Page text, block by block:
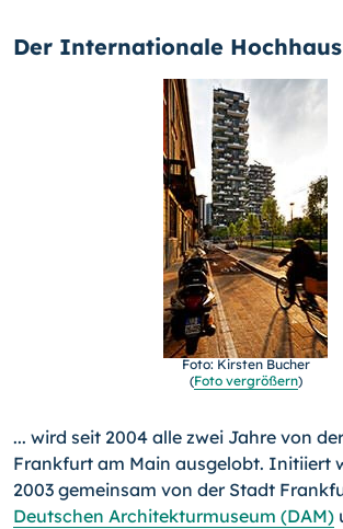
Der Internationale
Foto: Kirsten Bucher
(Foto vergrößern)
... wird seit 2004 alle zwei Jahre von
Frankfurt am Main ausgelobt. Initiiert
2003 gemeinsam von der Stadt
Deutschen Architekturmuseum (DAM)